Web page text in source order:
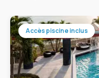
Accès piscine inclus